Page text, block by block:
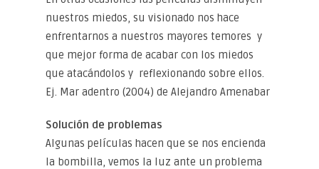
nuestros miedos, su visionado nos hace
enfrentarnos a nuestros mayores temores y
que mejor forma de acabar con los miedos
que atacándolos y reflexionando sobre ellos.
Ej. Mar adentro (2004) de Alejandro Amenabar
Solución de problemas
Algunas películas hacen que se nos encienda
la bombilla, vemos la luz ante un problema